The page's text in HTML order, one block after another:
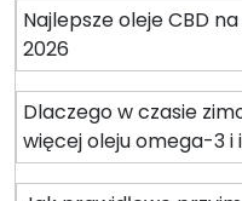
r
o
p
o
z
y
c
m
C
B
D
–
k
Najlepsze oleje CBD
2026
Dlaczego w czasie
więcej oleju omega-3